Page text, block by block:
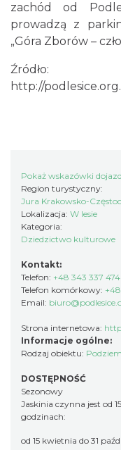
zachód od
prowadzą z
„Góra Zborów –
Źródło:
http://
Pokaż wskazówki
Region turystyczny:
Jura Krakowsko-
Lokalizacja: W lesie
Kategoria:
Dziedzictwo kulturowe
Kontakt:
Telefon: +48 343 337 474
Telefon komórkowy:
Email:
Strona internetowa:
Informacje ogólne:
Rodzaj obiektu:
DOSTĘPNOŚĆ
Sezonowy
Jaskinia czynna jest od
godzinach:
od 15 kwietnia do 31